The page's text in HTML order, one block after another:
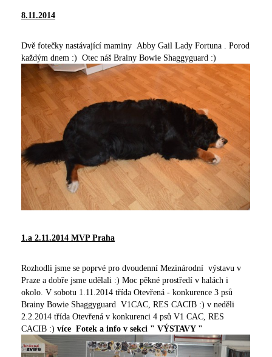
8.11.2014
Dvě fotečky nastávající maminy Abby Gail Lady Fortuna . Porod
každým dnem :) Otec náš Brainy Bowie Shaggyguard :)
1.a 2.11.2014 MVP Praha
Rozhodli jsme se poprvé pro dvoudenní Mezinárodní výstavu v
Praze a dobře jsme udělali :) Moc pěkné prostředí v halách i
okolo. V sobotu 1.11.2014 třída Otevřená - konkurence 3 psů
Brainy Bowie Shaggyguard V1CAC, RES CACIB :) v neděli
2.2.2014 třída Otevřená v konkurenci 4 psů V1 CAC, RES
CACIB :) více Fotek a info v sekci " VÝSTAVY "